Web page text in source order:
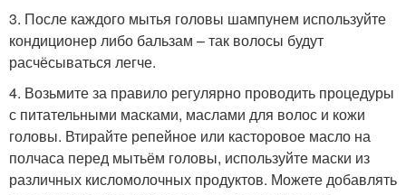
3. После каждого мытья головы шампунем используйте
кондиционер либо бальзам – так волосы будут
расчёсываться легче.
4. Возьмите за правило регулярно проводить процедуры
с питательными масками, маслами для волос и кожи
головы. Втирайте репейное или касторовое масло на
полчаса перед мытьём головы, используйте маски из
различных кисломолочных продуктов. Можете добавлять